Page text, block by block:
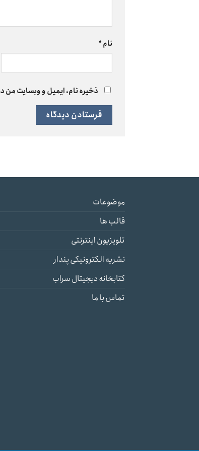
نام*
ذخیره نام، ایمیل و وبسایت من
موضوعات
قالب ها
تلویزیون اینترنتی
نشریه الکترونیکی پندار
کتابخانه دیجیتال سراب
تماس با ما